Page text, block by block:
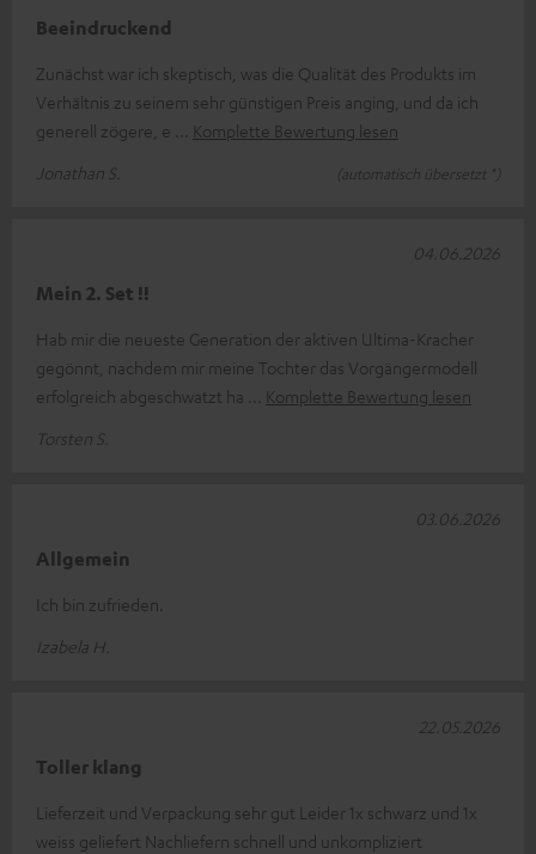
Beeindruckend
Zunächst war ich skeptisch, was die Qualität des Produkts im
Verhältnis zu seinem sehr günstigen Preis anging, und da ich
generell zögere, e
Komplette Bewertung lesen
Jonathan S.
(automatisch übersetzt *)
Mein 2. Set !!
Hab mir die neueste Generation der aktiven Ultima-Kracher
gegönnt, nachdem mir meine Tochter das Vorgängermodell
erfolgreich abgeschwatzt ha
Komplette Bewertung lesen
Torsten S.
04.06.2026
Allgemein
Ich bin zufrieden.
Izabela H.
03.06.2026
Toller klang
Lieferzeit und Verpackung sehr gut Leider 1x schwarz und 1x
weiss geliefert Nachliefern schnell und unkompliziert
22.05.2026